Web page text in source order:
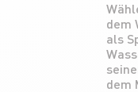
dem
als
dem